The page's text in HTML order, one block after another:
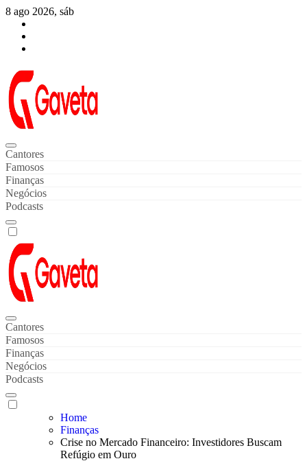
Skip
content
8 ago 2026, sáb
Gaveta de Notícias
Notícias de Celebridades & Famosos
Cantores
Famosos
Finanças
Negócios
Podcasts
Gaveta de Notícias
Notícias de Celebridades & Famosos
Cantores
Famosos
Finanças
Negócios
Podcasts
Home
Finanças
Crise no Mercado Financeiro: Investidores Buscam
Refúgio em Ouro